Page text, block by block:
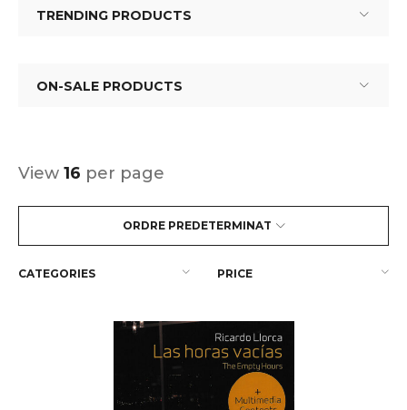
TRENDING PRODUCTS
ON-SALE PRODUCTS
ORDRE PREDETERMINAT
View 16 per page
CATEGORIES PRICE